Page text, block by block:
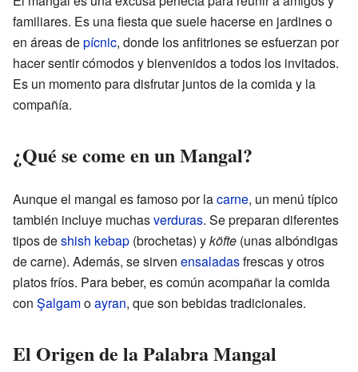
familiares. Es una fiesta que suele hacerse en jardines o
en áreas depícnic, donde los anfitriones se esfuerzan por
hacer sentir cómodos y bienvenidos a todos los invitados.
Es un momento para disfrutar juntos de la comida y la
compañía.
¿Qué se come en un Mangal?
Aunque el mangal es famoso por lacarne, un menú típico
también incluye muchasverduras. Se preparan diferentes
tipos deshish kebap (brochetas) yköfte (unas albóndigas
de carne). Además, se sirven ensaladasfrescas y otros
platos fríos. Para beber, es común acompañar la comida
con Şalgamoayran, que son bebidas tradicionales.
El Origen de la Palabra Mangal